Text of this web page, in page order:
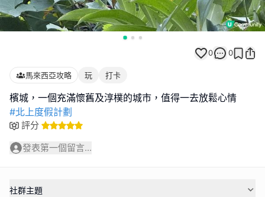
0 0
馬來西亞攻略 玩 打卡
#北上度假計劃
評分
發表第一個留言...
社群主題